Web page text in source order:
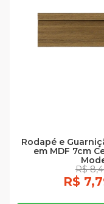
Rodapé e
em MDF 7cm
R$
R$